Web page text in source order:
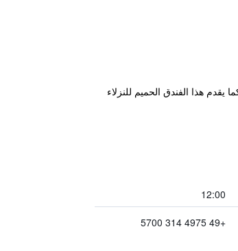
هذا الفندق الحميم للنزلاء
12:00
+49 4975 314 5700